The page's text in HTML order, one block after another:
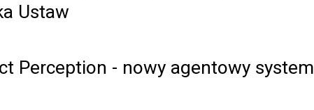
Ustaw
Perception - nowy agentowy system